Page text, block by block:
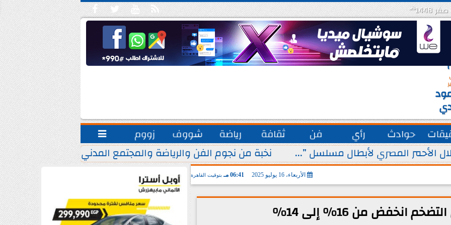
   

هـ
حوادث رأي فن ثقافة رياضة شووف زووم 
الأحمر المصري لأبطال مسلسل ”... نخبة من نجوم الفن والرياضة والمجتمع المدني.. يشاركون
الأربعاء، 16 يوليو 2025 06:41 مـ بتوقيت القاهرة
انخفض من 16% إلى 14%